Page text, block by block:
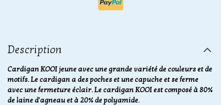
Description
Cardigan KOOI jeune avec une grande variété de couleurs et de
motifs. Le cardigan a des poches et une capuche et se ferme
avec une fermeture éclair. Le cardigan KOOI est composé à 80%
de laine d'agneau et à 20% de polyamide.